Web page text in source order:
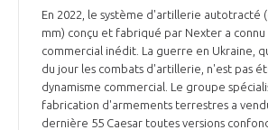
En 2022, le système d'artillerie autotracté
mm) conçu et fabriqué par Nexter a connu
commercial inédit. La guerre en Ukraine,
du jour les combats d'artillerie, n'est pas
dynamisme commercial. Le groupe
fabrication d'armements terrestres a
dernière 55 Caesar toutes versions